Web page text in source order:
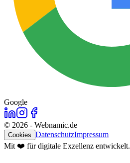
Google
© 2026 - Webnamic.de
Cookies DatenschutzImpressum
Mit ❤️ für digitale Exzellenz entwickelt.